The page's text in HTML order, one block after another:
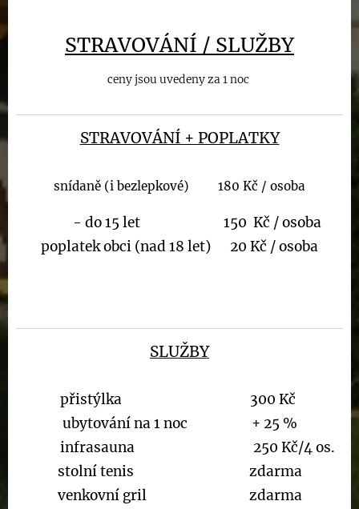
STRAVOVÁNÍ / SLUŽBY
ceny jsou uvedeny za 1 noc
STRAVOVÁNÍ + POPLATKY
snídaně (i bezlepkové) 180 Kč / osoba
- do 15 let 150 Kč / osoba
poplatek obci (nad 18 let) 20 Kč / osoba
SLUŽBY
přistýlka 300 Kč
ubytování na 1 noc + 25 %
infrasauna 250 Kč/4 os.
stolní tenis zdarma
venkovní gril zdarma